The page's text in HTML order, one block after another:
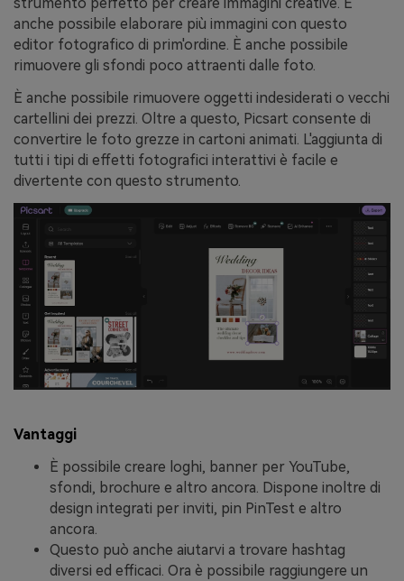
strumento perfetto per creare immagini creative. È
anche possibile elaborare più immagini con questo
editor fotografico di prim'ordine. È anche possibile
rimuovere gli sfondi poco attraenti dalle foto.
È anche possibile rimuovere oggetti indesiderati o vecchi
cartellini dei prezzi. Oltre a questo, Picsart consente di
convertire le foto grezze in cartoni animati. L'aggiunta di
tutti i tipi di effetti fotografici interattivi è facile e
divertente con questo strumento.
Vantaggi
È possibile creare loghi, banner per YouTube,
sfondi, brochure e altro ancora. Dispone inoltre di
design integrati per inviti, pin PinTest e altro
ancora.
Questo può anche aiutarvi a trovare hashtag
diversi ed efficaci. Ora è possibile raggiungere un